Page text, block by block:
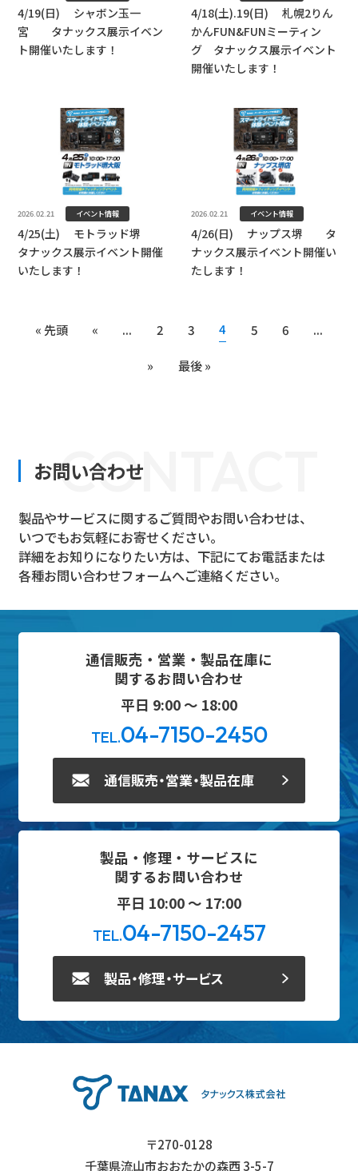
4/19(日) シャボン玉一
宮 タナックス展示イベン
ト開催いたします！
4/18(土).19(日) 札幌2りん
かんFUN&FUNミーティン
グ タナックス展示イベント
開催いたします！
2026.02.21 イベント情報
4/25(土) モトラッド堺
タナックス展示イベント開催
いたします！
2026.02.21 イベント情報
4/26(日) ナップス堺 タ
ナックス展示イベント開催い
たします！
« 先頭 « ... 2 3 4 5 6 ...
» 最後 »
CONTACT
お問い合わせ
製品やサービスに関するご質問やお問い合わせは、
いつでもお気軽にお寄せください。
詳細をお知りになりたい方は、下記にてお電話または
各種お問い合わせフォームへご連絡ください。
通信販売・営業・製品在庫に
関するお問い合わせ
平日 9:00 ～ 18:00
TEL.04-7150-2450
通信販売・営業・製品在庫
製品・修理・サービスに
関するお問い合わせ
平日 10:00 ～ 17:00
TEL.04-7150-2457
製品・修理・サービス
〒270-0128
千葉県流山市おおたかの森西 3-5-7